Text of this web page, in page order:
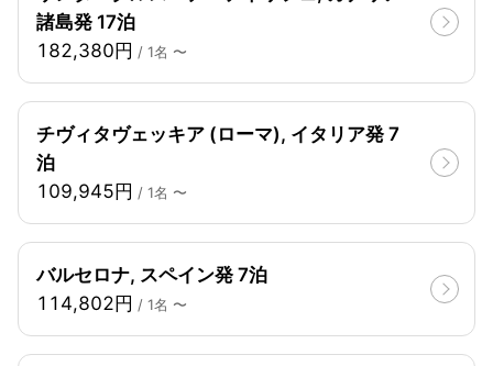
諸島発 17泊
182,380円 / 1名 〜
チヴィタヴェッキア (ローマ), イタリア発 7
泊
109,945円 / 1名 〜
バルセロナ, スペイン発 7泊
114,802円 / 1名 〜